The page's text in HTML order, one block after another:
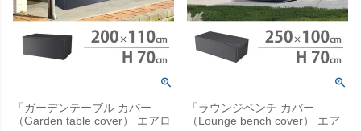
「ガーデンテーブル カバー
（Garden table cover） エアロ
「ラウンジベンチ カバー
（Lounge bench cover） エア